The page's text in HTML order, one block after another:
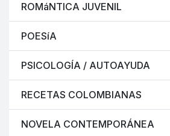
ROMáNTICA JUVENIL
POESíA
PSICOLOGÍA / AUTOAYUDA
RECETAS COLOMBIANAS
NOVELA CONTEMPORÁNEA